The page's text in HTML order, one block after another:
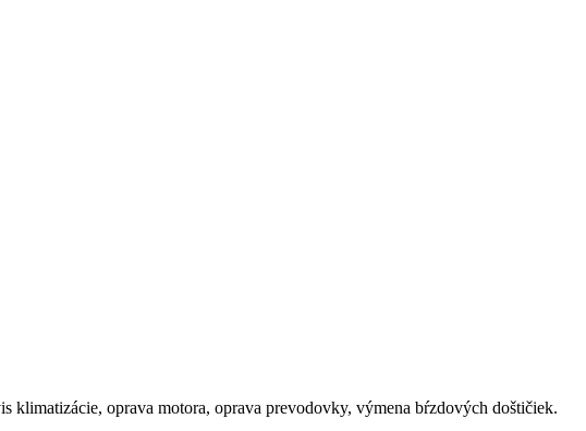
klimatizácie, oprava motora, oprava prevodovky, výmena bŕzdových doštičiek.